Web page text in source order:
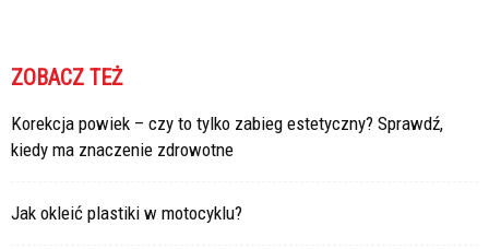
ZOBACZ TEŻ
Korekcja powiek – czy to tylko zabieg estetyczny? Sprawdź,
kiedy ma znaczenie zdrowotne
Jak okleić plastiki w motocyklu?